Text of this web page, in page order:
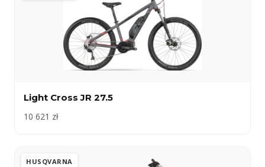
Light Cross JR 27.5
10 621 zł
HUSQVARNA